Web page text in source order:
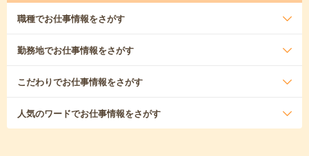
職種でお仕事情報をさがす
勤務地でお仕事情報をさがす
こだわりでお仕事情報をさがす
人気のワードでお仕事情報をさがす